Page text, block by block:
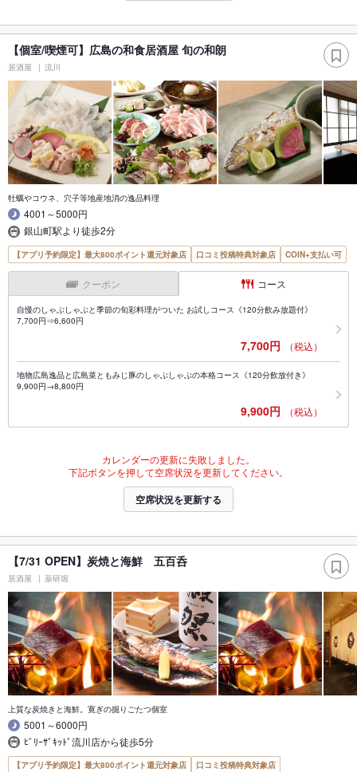
【個室/喫煙可】広島の和食居酒屋 旬の和朗
居酒屋 流川
牡蠣やコウネ、穴子等地産地消の逸品料理
4001～5000円
銀山町駅より徒歩2分
【アプリ予約限定】最大800ポイント還元対象店 口コミ投稿特典対象店 COIN+支払い可
クーポン コース
自慢のしゃぶしゃぶと季節の旬彩料理がついた お試しコース《120分飲み放題付》
7,700円⇒6,600円
7,700円 （税込）
地物広島逸品と広島菜ともみじ豚のしゃぶしゃぶの本格コース《120分飲放付き》
9,900円→8,800円
9,900円 （税込）
カレンダーの更新に失敗しました。
下記ボタンを押して空席状況を更新してください。
空席状況を更新する
【7/31 OPEN】炭焼と海鮮 五百呑
居酒屋 薬研堀
上質な炭焼きと海鮮。寛ぎの掘りごたつ個室
5001～6000円
ﾋﾞﾘｰｻﾞｷｯﾄﾞ流川店から徒歩5分
【アプリ予約限定】最大800ポイント還元対象店 口コミ投稿特典対象店